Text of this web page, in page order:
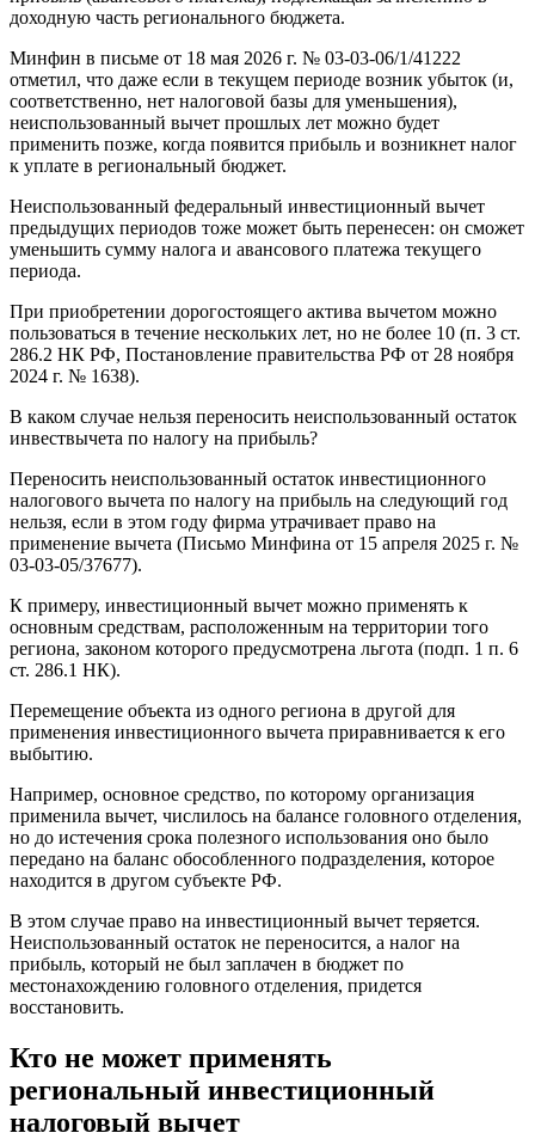
доходную часть регионального бюджета.
Минфин в письме от 18 мая 2026 г. № 03-03-06/1/41222
отметил, что даже если в текущем периоде возник убыток (и,
соответственно, нет налоговой базы для уменьшения),
неиспользованный вычет прошлых лет можно будет
применить позже, когда появится прибыль и возникнет налог
к уплате в региональный бюджет.
Неиспользованный федеральный инвестиционный вычет
предыдущих периодов тоже может быть перенесен: он сможет
уменьшить сумму налога и авансового платежа текущего
периода.
При приобретении дорогостоящего актива вычетом можно
пользоваться в течение нескольких лет, но не более 10 (п. 3 ст.
286.2 НК РФ, Постановление правительства РФ от 28 ноября
2024 г. № 1638).
В каком случае нельзя переносить неиспользованный остаток
инвествычета по налогу на прибыль?
Переносить неиспользованный остаток инвестиционного
налогового вычета по налогу на прибыль на следующий год
нельзя, если в этом году фирма утрачивает право на
применение вычета (Письмо Минфина от 15 апреля 2025 г. №
03-03-05/37677).
К примеру, инвестиционный вычет можно применять к
основным средствам, расположенным на территории того
региона, законом которого предусмотрена льгота (подп. 1 п. 6
ст. 286.1 НК).
Перемещение объекта из одного региона в другой для
применения инвестиционного вычета приравнивается к его
выбытию.
Например, основное средство, по которому организация
применила вычет, числилось на балансе головного отделения,
но до истечения срока полезного использования оно было
передано на баланс обособленного подразделения, которое
находится в другом субъекте РФ.
В этом случае право на инвестиционный вычет теряется.
Неиспользованный остаток не переносится, а налог на
прибыль, который не был заплачен в бюджет по
местонахождению головного отделения, придется
восстановить.
Кто не может применять
региональный инвестиционный
налоговый вычет